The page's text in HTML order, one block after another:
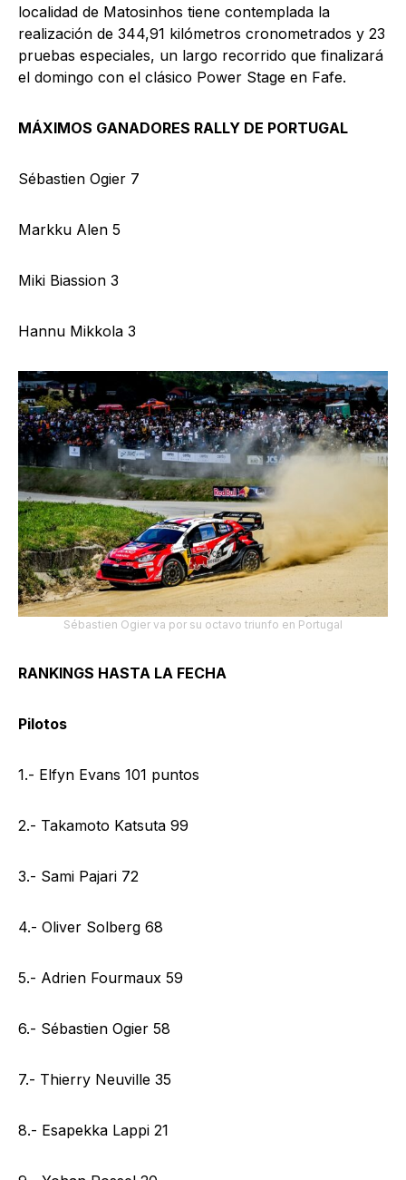
localidad de Matosinhos tiene contemplada la
realización de 344,91 kilómetros cronometrados y 23
pruebas especiales, un largo recorrido que finalizará
el domingo con el clásico Power Stage en Fafe.
MÁXIMOS GANADORES RALLY DE PORTUGAL
Sébastien Ogier 7
Markku Alen 5
Miki Biassion 3
Hannu Mikkola 3
Sébastien Ogier va por su octavo triunfo en Portugal
RANKINGS HASTA LA FECHA
Pilotos
1.- Elfyn Evans 101 puntos
2.- Takamoto Katsuta 99
3.- Sami Pajari 72
4.- Oliver Solberg 68
5.- Adrien Fourmaux 59
6.- Sébastien Ogier 58
7.- Thierry Neuville 35
8.- Esapekka Lappi 21